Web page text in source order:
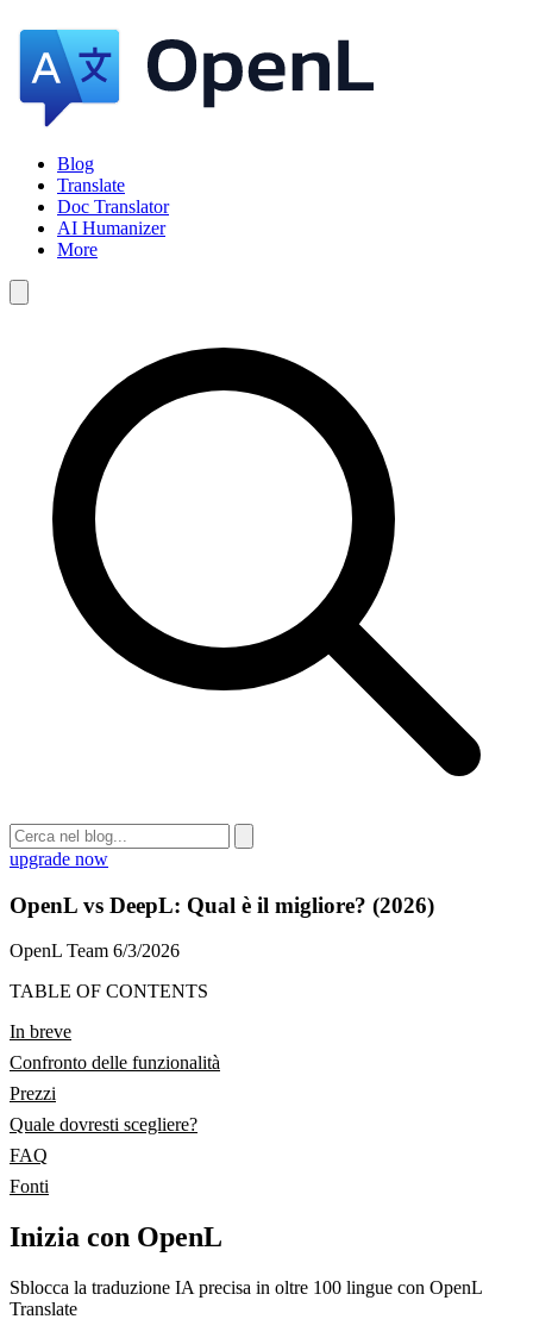
Blog
Translate
Doc Translator
AI Humanizer
More
upgrade now
OpenL vs DeepL: Qual è il migliore? (2026)
OpenL Team 6/3/2026
TABLE OF CONTENTS
In breve
Confronto delle funzionalità
Prezzi
Quale dovresti scegliere?
FAQ
Fonti
Inizia con OpenL
Sblocca la traduzione IA precisa in oltre 100 lingue con OpenL
Translate